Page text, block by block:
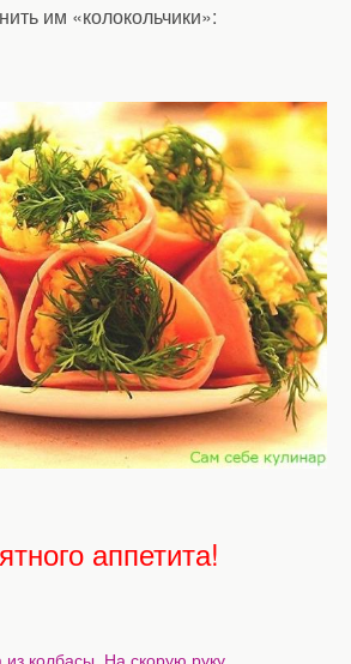
им «колокольчики»:
аппетита!
колбасы На скорую руку